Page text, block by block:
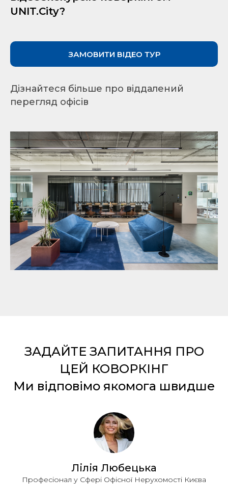
UNIT.City?
ЗАМОВИТИ ВІДЕО ТУР
Дізнайтеся більше про віддалений
перегляд офісів
ЗАДАЙТЕ ЗАПИТАННЯ ПРО
ЦЕЙ КОВОРКІНГ
Ми відповімо якомога швидше
Лілія Любецька
Професіонал у Сфері Офісної Нерухомості Києва